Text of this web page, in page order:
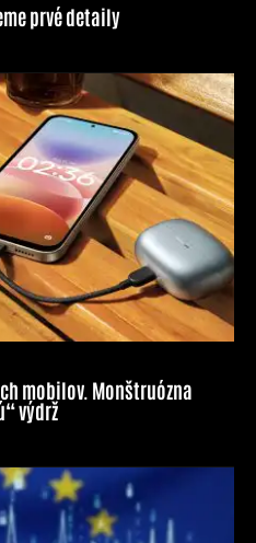
prvé detaily
mobilov. Monštruózna
výdrž